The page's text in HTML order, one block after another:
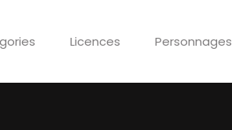
Licences Personnages